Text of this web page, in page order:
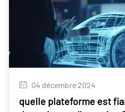
04 décembre 2024
quelle plateforme est